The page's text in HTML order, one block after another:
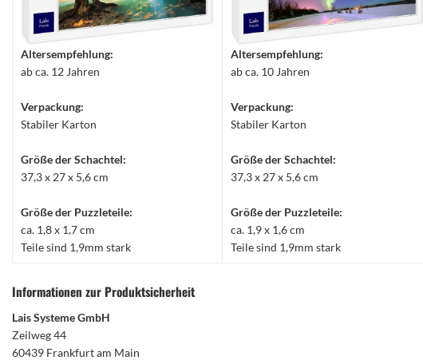
Altersempfehlung:
ab ca. 12 Jahren
Verpackung:
Stabiler Karton
Größe der Schachtel:
37,3 x 27 x 5,6 cm
Größe der Puzzleteile:
ca. 1,8 x 1,7 cm
Teile sind 1,9mm stark
Altersempfehlung:
ab ca. 10 Jahren
Verpackung:
Stabiler Karton
Größe der Schachtel:
37,3 x 27 x 5,6 cm
Größe der Puzzleteile:
ca. 1,9 x 1,6 cm
Teile sind 1,9mm stark
Informationen zur Produktsicherheit
Lais Systeme GmbH
Zeilweg 44
60439 Frankfurt am Main